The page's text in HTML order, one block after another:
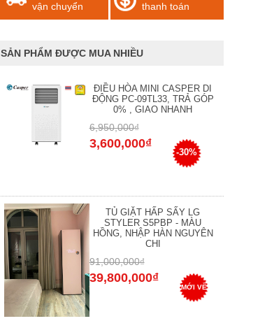
vận chuyển
thanh toán
SẢN PHẨM ĐƯỢC MUA NHIỀU
ĐIỀU HÒA MINI CASPER DI
ĐỘNG PC-09TL33, TRẢ GÓP
0% , GIAO NHANH
6,950,000₫
3,600,000₫
-30%
TỦ GIẶT HẤP SẤY LG
STYLER S5PBP - MÀU
HỒNG, NHẬP HÀN NGUYÊN
CHI
91,000,000₫
39,800,000₫
MỚI VỀ